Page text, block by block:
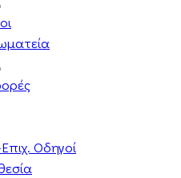
Οδηγοί